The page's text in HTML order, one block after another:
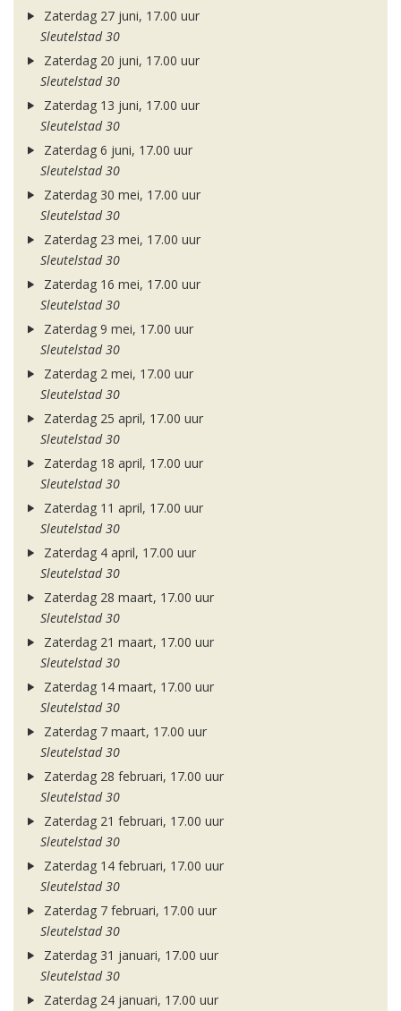
Zaterdag 27 juni, 17.00 uur
Sleutelstad 30
Zaterdag 20 juni, 17.00 uur
Sleutelstad 30
Zaterdag 13 juni, 17.00 uur
Sleutelstad 30
Zaterdag 6 juni, 17.00 uur
Sleutelstad 30
Zaterdag 30 mei, 17.00 uur
Sleutelstad 30
Zaterdag 23 mei, 17.00 uur
Sleutelstad 30
Zaterdag 16 mei, 17.00 uur
Sleutelstad 30
Zaterdag 9 mei, 17.00 uur
Sleutelstad 30
Zaterdag 2 mei, 17.00 uur
Sleutelstad 30
Zaterdag 25 april, 17.00 uur
Sleutelstad 30
Zaterdag 18 april, 17.00 uur
Sleutelstad 30
Zaterdag 11 april, 17.00 uur
Sleutelstad 30
Zaterdag 4 april, 17.00 uur
Sleutelstad 30
Zaterdag 28 maart, 17.00 uur
Sleutelstad 30
Zaterdag 21 maart, 17.00 uur
Sleutelstad 30
Zaterdag 14 maart, 17.00 uur
Sleutelstad 30
Zaterdag 7 maart, 17.00 uur
Sleutelstad 30
Zaterdag 28 februari, 17.00 uur
Sleutelstad 30
Zaterdag 21 februari, 17.00 uur
Sleutelstad 30
Zaterdag 14 februari, 17.00 uur
Sleutelstad 30
Zaterdag 7 februari, 17.00 uur
Sleutelstad 30
Zaterdag 31 januari, 17.00 uur
Sleutelstad 30
Zaterdag 24 januari, 17.00 uur